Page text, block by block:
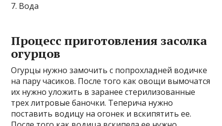
7. Вода
Процесс приготовления засолка
огурцов
Огурцы нужно замочить с попрохладней водичке
на пару часиков. После того как овощи вымочатся
их нужно уложить в заранее стерилизованные
трех литровые баночки. Теперича нужно
поставить водицу на огонек и вскипятить ее.